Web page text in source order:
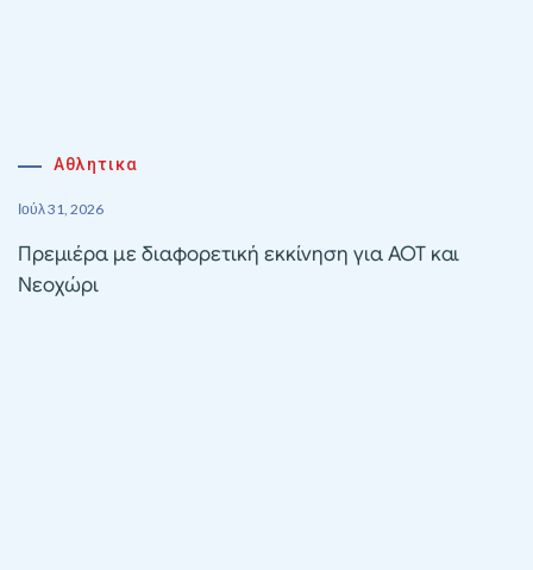
Αθλητικα
Ιούλ 31, 2026
Πρεμιέρα με διαφορετική εκκίνηση για ΑΟΤ και
Νεοχώρι